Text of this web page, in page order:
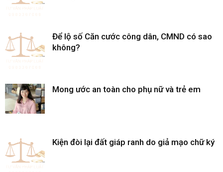
Để lộ số Căn cước công dân, CMND có sao
không?
Mong ước an toàn cho phụ nữ và trẻ em
Kiện đòi lại đất giáp ranh do giả mạo chữ ký